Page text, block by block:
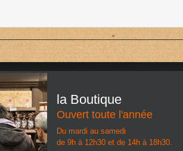
la Boutique
Ouvert toute l'année
Du mardi au samedi
de 9h à 12h30 et de 14h à 18h30.